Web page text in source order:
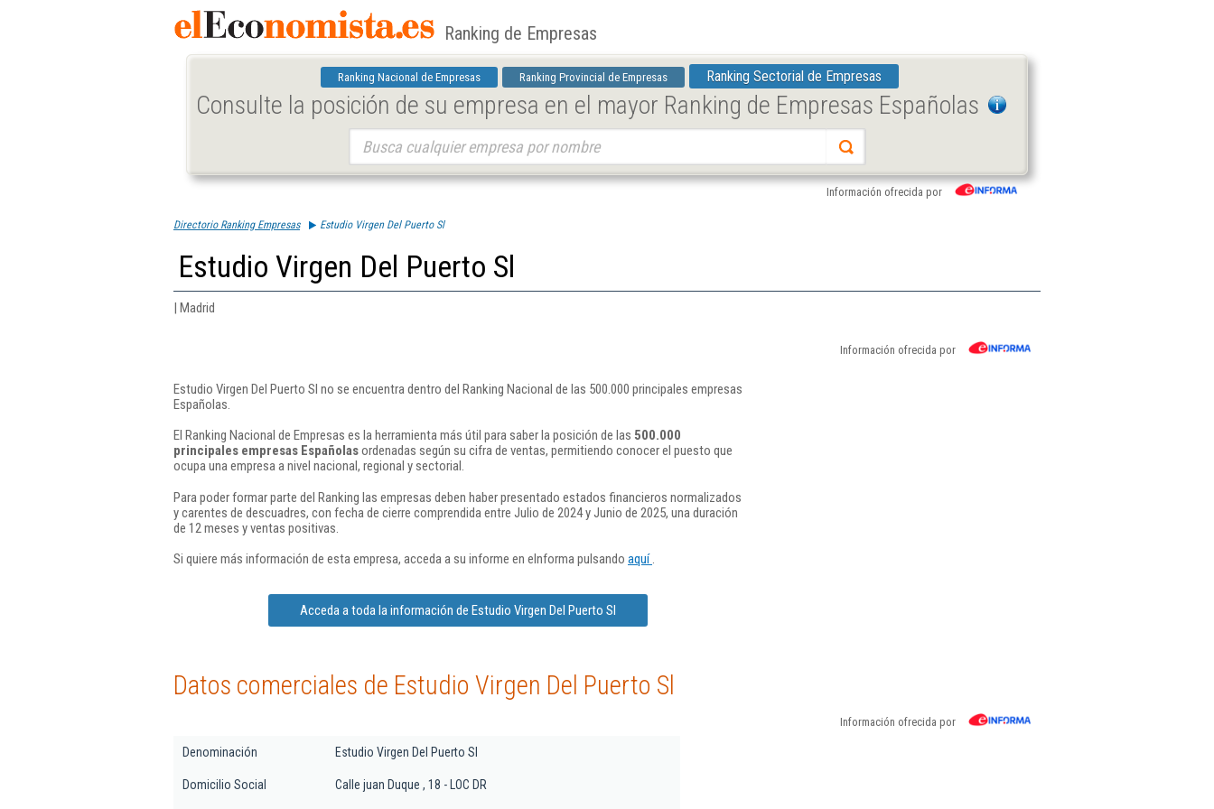
Ranking de Empresas
Ranking Nacional de Empresas Ranking Provincial de Empresas Ranking Sectorial de Empresas
Consulte la posición de su empresa en el mayor Ranking de Empresas Españolas
Información ofrecida por
Directorio Ranking Empresas Estudio Virgen Del Puerto Sl
Estudio Virgen Del Puerto Sl
| Madrid
Información ofrecida por
Estudio Virgen Del Puerto Sl no se encuentra dentro del Ranking Nacional de las 500.000 principales empresas
Españolas.
El Ranking Nacional de Empresas es la herramienta más útil para saber la posición de las 500.000
principales empresas Españolasordenadas según su cifra de ventas, permitiendo conocer el puesto que
ocupa una empresa a nivel nacional, regional y sectorial.
Para poder formar parte del Ranking las empresas deben haber presentado estados financieros normalizados
y carentes de descuadres, con fecha de cierre comprendida entre Julio de 2024 y Junio de 2025, una duración
de 12 meses y ventas positivas.
Si quiere más información de esta empresa, acceda a su informe en eInforma pulsando aquí.
Acceda a toda la información de Estudio Virgen Del Puerto Sl
Datos comerciales de Estudio Virgen Del Puerto Sl
Información ofrecida por
Denominación Estudio Virgen Del Puerto Sl
Domicilio Social Calle juan Duque , 18 - LOC DR